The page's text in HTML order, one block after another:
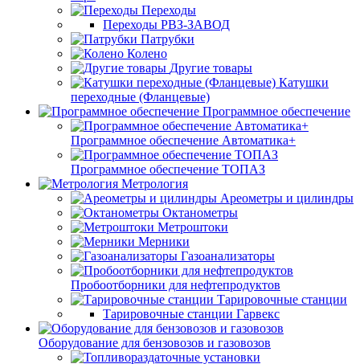
Переходы
Переходы РВЗ-ЗАВОД
Патрубки
Колено
Другие товары
Катушки
переходные (Фланцевые)
Программное обеспечение
Программное обеспечение Автоматика+
Программное обеспечение ТОПАЗ
Метрология
Ареометры и цилиндры
Октанометры
Метроштоки
Мерники
Газоанализаторы
Пробоотборники для нефтепродуктов
Тарировочные станции
Тарировочные станции Гарвекс
Оборудование для бензовозов и газовозов